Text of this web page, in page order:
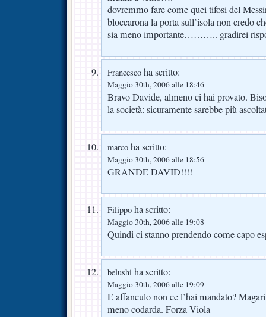
dovremmo fare come quei tifosi del
bloccarona la porta sull’isola non credo
sia meno importante……….. gradirei
Francesco ha scritto:
Maggio 30th, 2006 alle 18:46
Bravo Davide, almeno ci hai provato.
la società: sicuramente sarebbe più
marco ha scritto:
Maggio 30th, 2006 alle 18:56
GRANDE DAVID!!!!
Filippo ha scritto:
Maggio 30th, 2006 alle 19:08
Quindi ci stanno prendendo come capo
belushi ha scritto:
Maggio 30th, 2006 alle 19:09
E affanculo non ce l’hai mandato?
meno codarda. Forza Viola